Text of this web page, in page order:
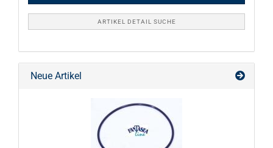
ARTIKEL DETAIL SUCHE
Neue Artikel